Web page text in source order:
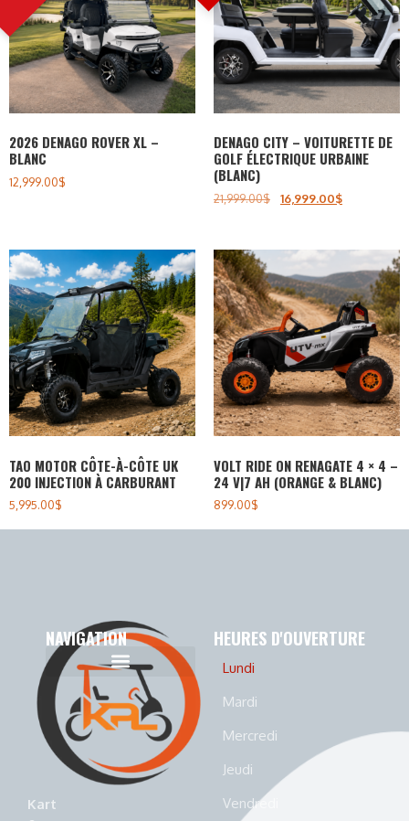
2026 DENAGO ROVER XL –
BLANC
12,999.00$
DENAGO CITY – VOITURETTE DE
GOLF ÉLECTRIQUE URBAINE
(BLANC)
21,999.00$ 16,999.00$
TAO MOTOR CÔTE-À-CÔTE UK
200 INJECTION À CARBURANT
5,995.00$
VOLT RIDE ON RENAGATE 4 × 4 –
24 V|7 AH (ORANGE & BLANC)
899.00$
Kart
NAVIGATION HEURES D'OUVERTURE
Lundi
Mardi
Mercredi
Jeudi
Vendredi